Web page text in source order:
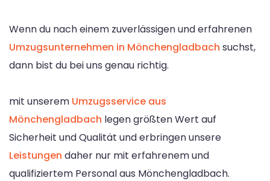
Wenn du nach einem zuverlässigen und erfahrenen
Umzugsunternehmen in Mönchengladbach suchst,
dann bist du bei uns genau richtig.
mit unserem Umzugsservice aus
Mönchengladbach legen größten Wert auf
Sicherheit und Qualität und erbringen unsere
Leistungen daher nur mit erfahrenem und
qualifiziertem Personal aus Mönchengladbach.